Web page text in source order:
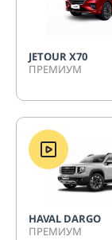
JETOUR Х70
ПРЕМИУМ
HAVAL DARGO
ПРЕМИУМ